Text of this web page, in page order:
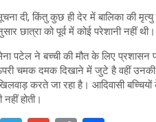
दी, किंतु कुछ ही देर में बालिका की
छात्रा को पूर्व में कोई परेशानी नहीं थी।
पटेल ने बच्ची की मौत के लिए
चमक दमक दिखाने में जुटे है वहीं
करते जा रहा है। आदिवासी
होती।